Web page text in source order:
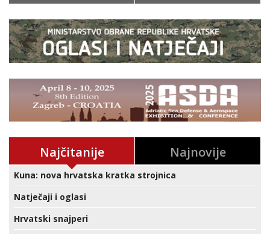
Najčitanije Najnovije
Kuna: nova hrvatska kratka strojnica
Natječaji i oglasi
Hrvatski snajperi